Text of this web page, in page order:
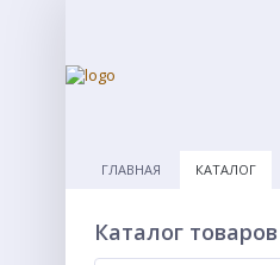
ГЛАВНАЯ КАТАЛОГ
Каталог товаров